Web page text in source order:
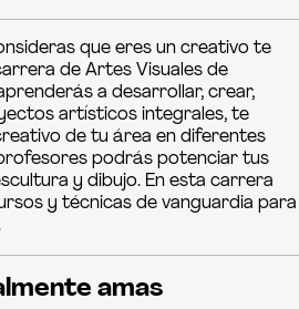
que eres un creativo te
de Artes Visuales de
a desarrollar, crear,
artísticos integrales, te
de tu área en diferentes
podrás potenciar tus
y dibujo. En esta carrera
y técnicas de vanguardia para
amas